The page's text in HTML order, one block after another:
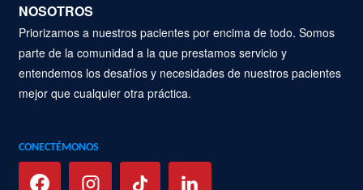
NOSOTROS
Priorizamos a nuestros pacientes por encima de todo. Somos
parte de la comunidad a la que prestamos servicio y
entendemos los desafíos y necesidades de nuestros pacientes
mejor que cualquier otra práctica.
CONECTÉMONOS